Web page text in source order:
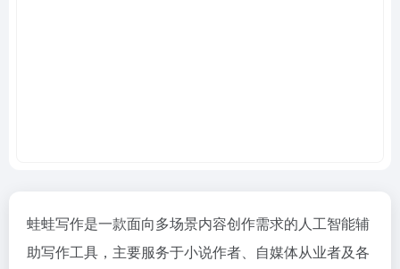
蛙蛙写作是一款面向多场景内容创作需求的人工智能辅
助写作工具，主要服务于小说作者、自媒体从业者及各